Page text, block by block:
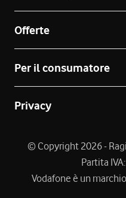
Offerte
Per il consumatore
Privacy
© Copyright 2026 -
Partita
Vodafone è un